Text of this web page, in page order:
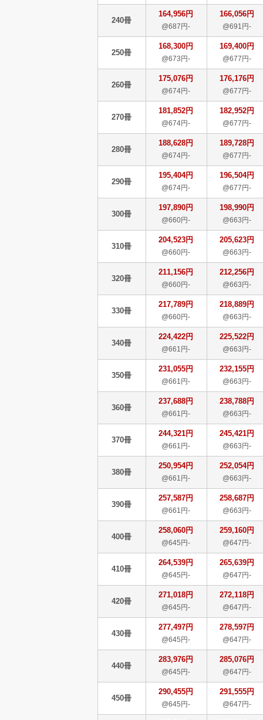
240冊
164,956円
@687円-
166,056円
@691円-
250冊
168,300円
@673円-
169,400円
@677円-
260冊
175,076円
@674円-
176,176円
@677円-
270冊
181,852円
@674円-
182,952円
@677円-
280冊
188,628円
@674円-
189,728円
@677円-
290冊
195,404円
@674円-
196,504円
@677円-
300冊
197,890円
@660円-
198,990円
@663円-
310冊
204,523円
@660円-
205,623円
@663円-
320冊
211,156円
@660円-
212,256円
@663円-
330冊
217,789円
@660円-
218,889円
@663円-
340冊
224,422円
@661円-
225,522円
@663円-
350冊
231,055円
@661円-
232,155円
@663円-
360冊
237,688円
@661円-
238,788円
@663円-
370冊
244,321円
@661円-
245,421円
@663円-
380冊
250,954円
@661円-
252,054円
@663円-
390冊
257,587円
@661円-
258,687円
@663円-
400冊
258,060円
@645円-
259,160円
@647円-
410冊
264,539円
@645円-
265,639円
@647円-
420冊
271,018円
@645円-
272,118円
@647円-
430冊
277,497円
@645円-
278,597円
@647円-
440冊
283,976円
@645円-
285,076円
@647円-
450冊
290,455円
@645円-
291,555円
@647円-